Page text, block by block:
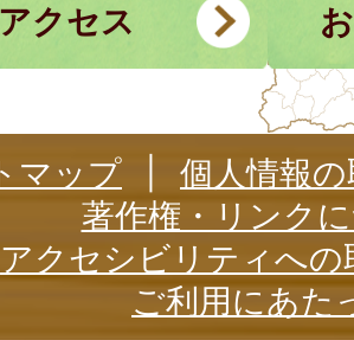
アクセス
マップ
個人情報
著作権・リンク
アクセシビリティへの
ご利用にあた